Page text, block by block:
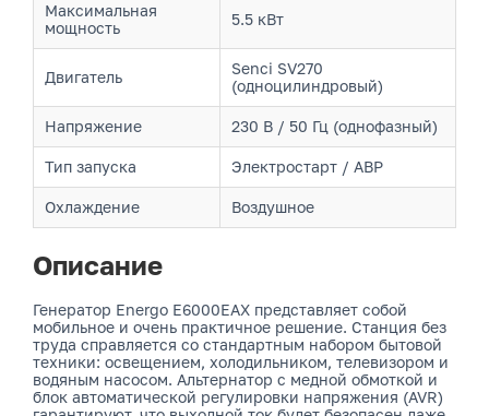
Максимальная
мощность
5.5 кВт
Двигатель
Senci SV270
(одноцилиндровый)
Напряжение 230 В / 50 Гц (однофазный)
Тип запуска Электростарт / АВР
Охлаждение Воздушное
Описание
Генератор Energo E6000EAX представляет собой
мобильное и очень практичное решение. Станция без
труда справляется со стандартным набором бытовой
техники: освещением, холодильником, телевизором и
водяным насосом. Альтернатор с медной обмоткой и
блок автоматической регулировки напряжения (AVR)